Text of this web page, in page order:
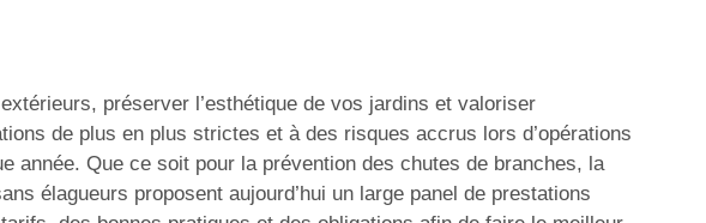
préserver l’esthétique de vos jardins et valoriser
de plus en plus strictes et à des risques accrus lors d’opérations
année. Que ce soit pour la prévention des chutes de branches, la
élagueurs proposent aujourd’hui un large panel de prestations